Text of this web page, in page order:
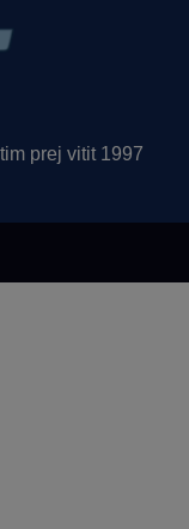
prej vitit 1997